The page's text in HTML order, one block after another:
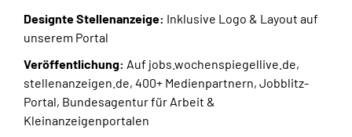
Designte Stellenanzeige: Inklusive Logo & Layout auf
unserem Portal
Veröffentlichung: Auf jobs.wochenspiegellive.de,
stellenanzeigen.de, 400+ Medienpartnern, Jobblitz-
Portal, Bundesagentur für Arbeit &
Kleinanzeigenportalen